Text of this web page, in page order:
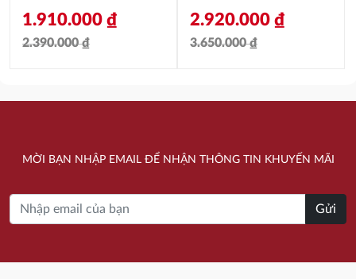
2.390.000₫
1.910.000 ₫
1.910.000 ₫.
3.650.000₫
2.920.000 ₫
2.920.000 ₫.
MỜI BẠN NHẬP EMAIL ĐỂ NHẬN THÔNG TIN KHUYẾN MÃI
Gửi